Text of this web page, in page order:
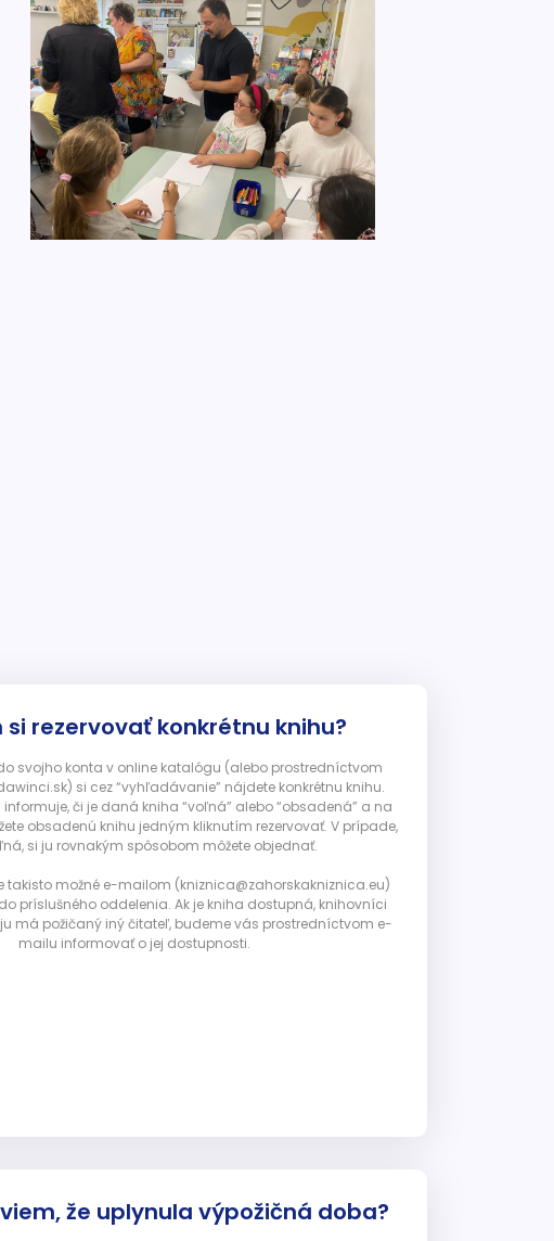
si rezervovať konkrétnu knihu?
svojho konta v online katalógu (alebo prostredníctvom
si cez “vyhľadávanie” nájdete konkrétnu knihu.
či je daná kniha “voľná” alebo “obsadená” a na
obsadenú knihu jedným kliknutím rezervovať. V prípade,
si ju rovnakým spôsobom môžete objednať.
takisto možné e-mailom (kniznica@zahorskakniznica.eu)
príslušného oddelenia. Ak je kniha dostupná, knihovníci
má požičaný iný čitateľ, budeme vás prostredníctvom e-
mailu informovať o jej dostupnosti.
že uplynula výpožičná doba?